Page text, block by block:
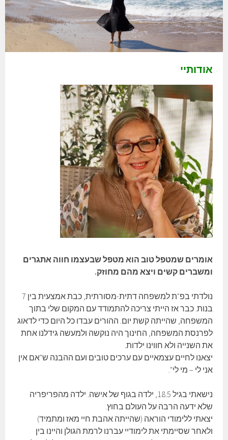
אודותיי
אומרים שמטפל טוב הוא מטפל שבעצמו חווה אתגרים
ומשברים קשים ויצא מהם מחוזק.
נולדתי בפ"ת למשפחה דתית-מסורתית, כבת אמצעית בין 7
בנות. כבר אז הייתי צריכה להתמודד עם המקום שלי בתוך
המשפחה, שהייתה קשת יום. ההורים עבדו כל היום כדי לדאוג
לפרנסת המשפחה, החינוך היה נוקשה ולמעשה גידלנו אחת
את השנייה ולא חווינו ילדות.
יצאנו לחיים עצמאיים עם ערכים טובים ועם ההבנה ש"אם אין
אני לי – מי לי".
נישאתי בגיל 18.5, ילדה בגוף של אישה. ילדה מהפריפריה
שלא ידעה הרבה על העולם בחוץ.
יצאתי ללימודי הוראה (שהייתה אהבת חיי מאז ומתמיד)
ולאחר שסיימתי את לימודיי עברנו לרמת הגולן והיינו בין